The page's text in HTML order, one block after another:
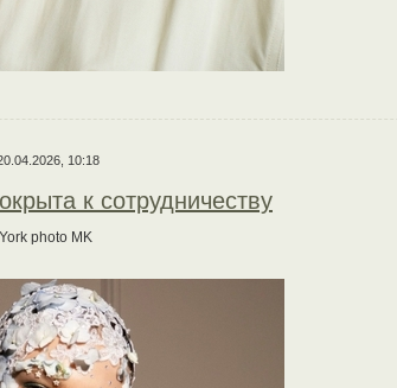
10:18
к сотрудничеству
photo MK